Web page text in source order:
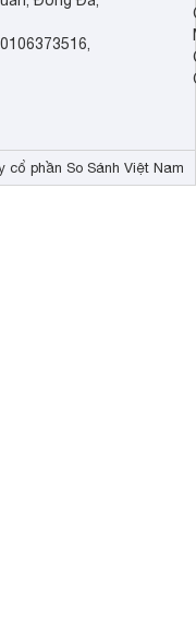
phần So Sánh Việt Nam